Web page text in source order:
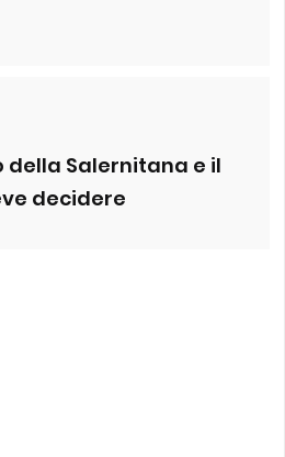
della Salernitana e il
decidere